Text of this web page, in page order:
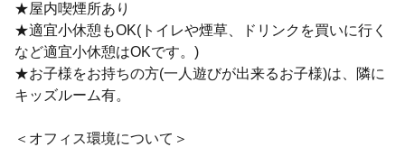
★屋内喫煙所あり
★適宜小休憩もOK(トイレや煙草、ドリンクを買いに行く
など適宜小休憩はOKです。)
★お子様をお持ちの方(一人遊びが出来るお子様)は、隣に
キッズルーム有。
＜オフィス環境について＞